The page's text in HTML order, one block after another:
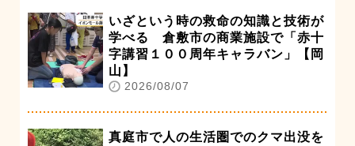
いざという時の救命の知識と技術が
学べる 倉敷市の商業施設で「赤十
字講習１００周年キャラバン」【岡
山】
2026/08/07
真庭市で人の生活圏でのクマ出没を